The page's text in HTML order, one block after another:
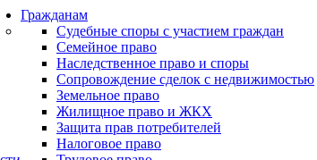
Гражданам
Судебные споры с участием граждан
Семейное право
Наследственное право и споры
Сопровождение сделок с недвижимостью
Земельное право
Жилищное право и ЖКХ
Защита прав потребителей
Налоговое право